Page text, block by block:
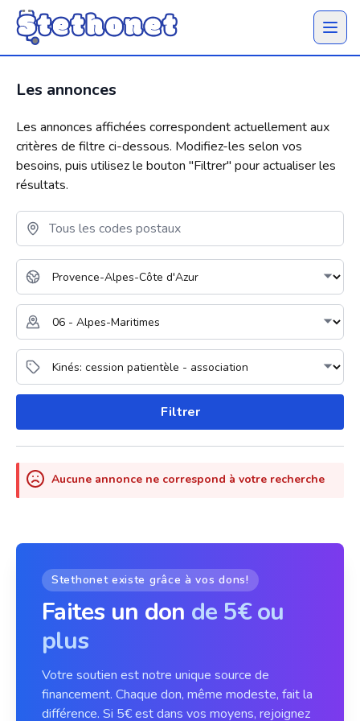
Ouvrir
Les annonces
Les annonces affichées correspondent actuellement aux
critères de filtre ci-dessous. Modifiez-les selon vos
besoins, puis utilisez le bouton "Filtrer" pour actualiser les
résultats.
Filtrer
Aucune annonce ne correspond à votre recherche
Stethonet existe grâce à vos dons!
Faites un don de 5€ ou
plus
Votre soutien est notre unique source de
financement. Chaque don, même modeste, fait la
différence. Si 5€ est dans vos moyens, rejoignez